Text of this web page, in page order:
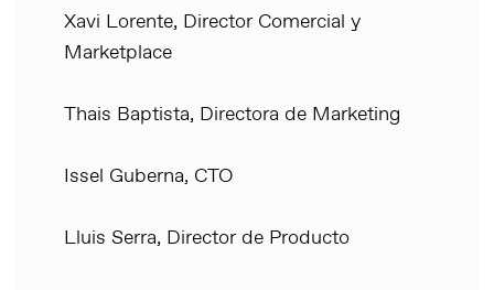
Xavi Lorente, Director Comercial y
Marketplace
Thais Baptista, Directora de Marketing
Issel Guberna, CTO
Lluis Serra, Director de Producto